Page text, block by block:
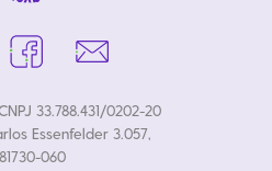
33.788.431/0202-20
Essenfelder 3.057,
060